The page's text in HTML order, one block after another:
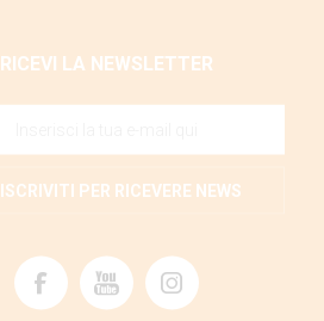
RICEVI LA NEWSLETTER
ISCRIVITI PER RICEVERE NEWS